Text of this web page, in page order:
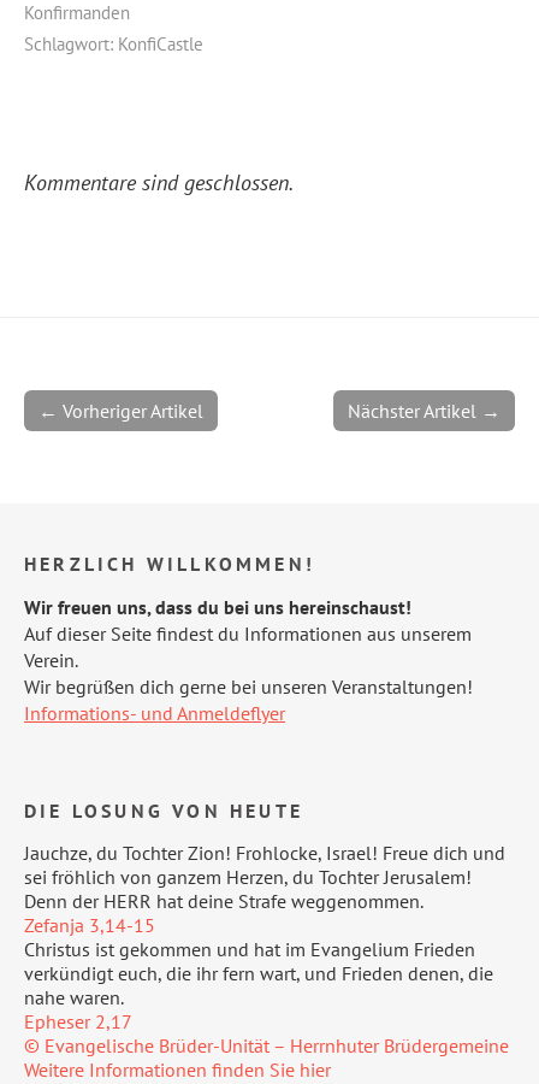
Konfirmanden
Schlagwort: KonfiCastle
Kommentare sind geschlossen.
Nächster Artikel →
← Vorheriger Artikel
HERZLICH WILLKOMMEN!
Wir freuen uns, dass du bei uns hereinschaust!
Auf dieser Seite findest du Informationen aus unserem
Verein.
Wir begrüßen dich gerne bei unseren Veranstaltungen!
Informations- und Anmeldeflyer
DIE LOSUNG VON HEUTE
Jauchze, du Tochter Zion! Frohlocke, Israel! Freue dich und
sei fröhlich von ganzem Herzen, du Tochter Jerusalem!
Denn der HERR hat deine Strafe weggenommen.
Zefanja 3,14-15
Christus ist gekommen und hat im Evangelium Frieden
verkündigt euch, die ihr fern wart, und Frieden denen, die
nahe waren.
Epheser 2,17
© Evangelische Brüder-Unität – Herrnhuter Brüdergemeine
Weitere Informationen finden Sie hier